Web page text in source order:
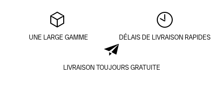
UNE LARGE GAMME DÉLAIS DE LIVRAISON RAPIDES
LIVRAISON TOUJOURS GRATUITE